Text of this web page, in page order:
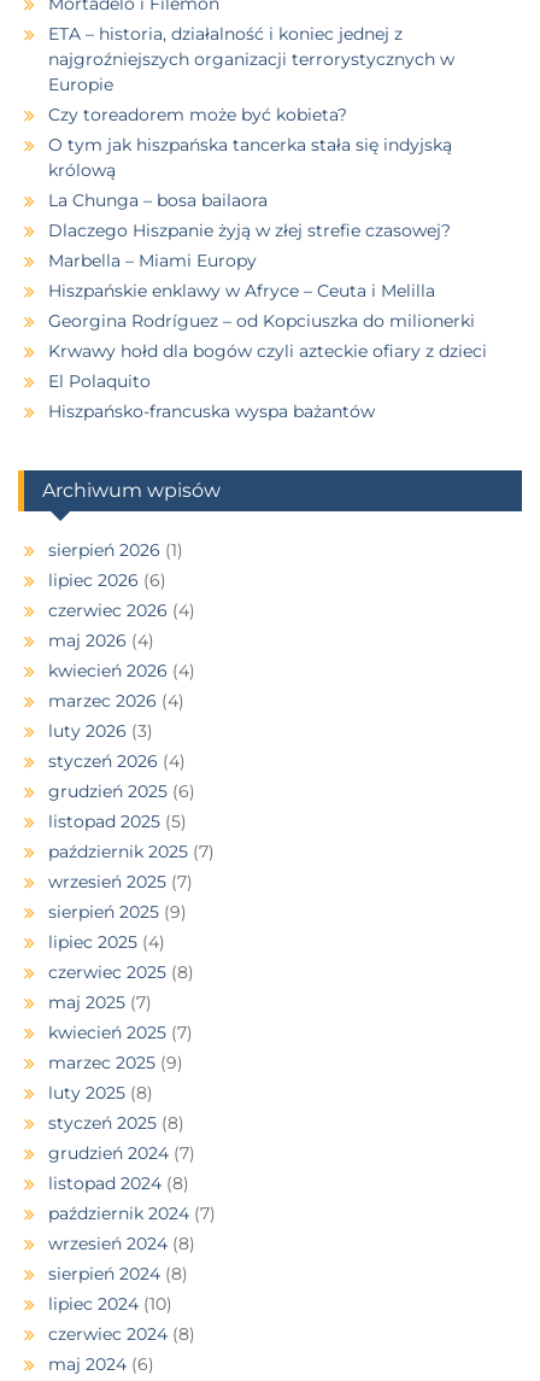
ETA – historia, działalność i koniec jednej z
najgroźniejszych organizacji terrorystycznych w
Europie
Czy toreadorem może być kobieta?
O tym jak hiszpańska tancerka stała się indyjską
królową
La Chunga – bosa bailaora
Dlaczego Hiszpanie żyją w złej strefie czasowej?
Marbella – Miami Europy
Hiszpańskie enklawy w Afryce – Ceuta i Melilla
Georgina Rodríguez – od Kopciuszka do milionerki
Krwawy hołd dla bogów czyli azteckie ofiary z dzieci
El Polaquito
Hiszpańsko-francuska wyspa bażantów
Archiwum wpisów
sierpień 2026 (1)
lipiec 2026 (6)
czerwiec 2026 (4)
maj 2026 (4)
kwiecień 2026 (4)
marzec 2026 (4)
luty 2026 (3)
styczeń 2026 (4)
grudzień 2025 (6)
listopad 2025 (5)
październik 2025 (7)
wrzesień 2025 (7)
sierpień 2025 (9)
lipiec 2025 (4)
czerwiec 2025 (8)
maj 2025 (7)
kwiecień 2025 (7)
marzec 2025 (9)
luty 2025 (8)
styczeń 2025 (8)
grudzień 2024 (7)
listopad 2024 (8)
październik 2024 (7)
wrzesień 2024 (8)
sierpień 2024 (8)
lipiec 2024 (10)
czerwiec 2024 (8)
maj 2024 (6)